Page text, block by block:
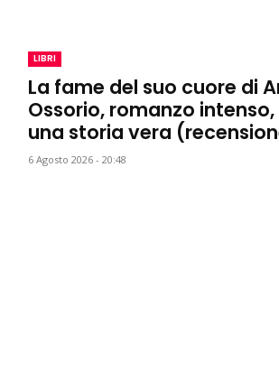
LIBRI
La fame del suo cuore di
Ossorio, romanzo
una storia vera
6 Agosto 2026 - 20:48